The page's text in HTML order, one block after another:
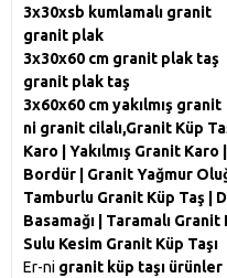
3x30xsb
granit plak
3x30x60 cm granit
granit plak taş
3x60x60 cm
ni granit cilalı,Granit Küp
Karo | Yakılmış Granit
Bordür | Granit Yağmur
Tamburlu Granit Küp Taş |
Basamağı | Taramalı
Sulu Kesim Granit Küp Taşı
Er-ni granit küp taşı ürünler